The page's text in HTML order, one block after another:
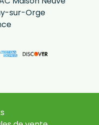
sur-Orge